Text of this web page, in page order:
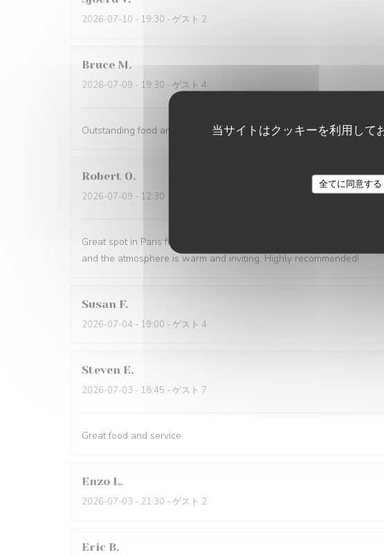
当サイトはクッキーを利用して
全てに同意する
2026-07-10 - 19:30 - ゲスト 2
Bruce M
2026-07-09 - 19:30 - ゲスト 4
Outstanding food and service. The service was the best we have
Robert O
2026-07-09 - 12:30 - ゲスト 5
Great spot in Paris for a business lunch or casual dinner. The food
and the atmosphere is warm and inviting. Highly recommended!
Susan F
2026-07-04 - 19:00 - ゲスト 4
Steven E
2026-07-03 - 18:45 - ゲスト 7
Great food and service
Enzo L
2026-07-03 - 21:30 - ゲスト 2
Eric B